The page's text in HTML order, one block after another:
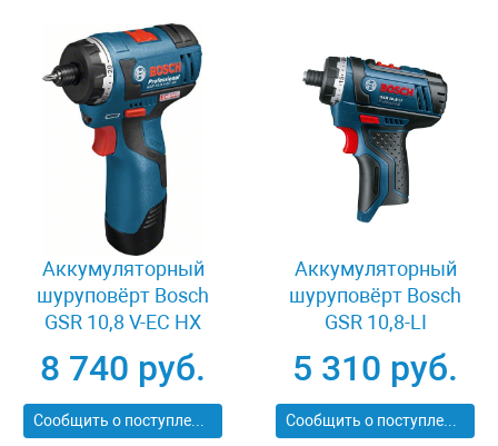
Аккумуляторный
шуруповёрт Bosch
GSR 10,8 V-EC HX
8 740 руб.
Сообщить о поступлении
Аккумуляторный
шуруповёрт Bosch
GSR 10,8-LI
5 310 руб.
Сообщить о поступлении